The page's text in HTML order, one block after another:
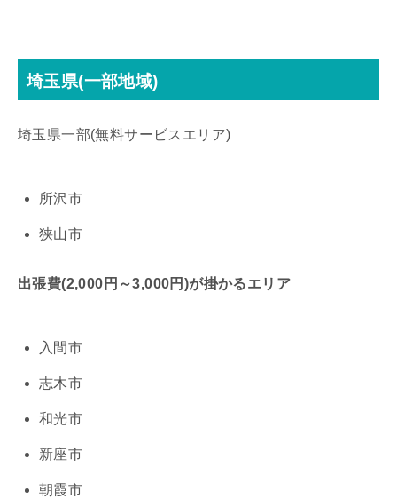
埼玉県(一部地域)
埼玉県一部(無料サービスエリア)
所沢市
狭山市
出張費(2,000円～3,000円)が掛かるエリア
入間市
志木市
和光市
新座市
朝霞市